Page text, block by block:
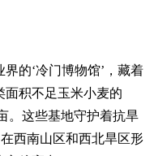
的‘冷门博物馆’，藏着
面积不足玉米小麦的
。这些基地守护着抗旱
西南山区和西北旱区形